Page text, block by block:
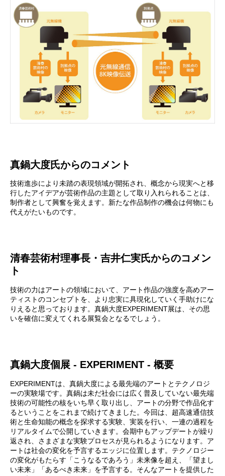
真鍋大度氏からのコメント
技術進歩により未踏の表現領域が開拓され、概念から現実へと移
行したアイデアが芸術作品の主題として取り入れられることは、
制作者として興奮を覚えます。新たな作品制作の機会は何物にも
代えがたいものです。
清春芸術村理事長・吉井仁実氏からのコメン
ト
技術の力はアートの領域において、アート作品の強度を高めアー
ティストのコンセプトを、より忠実に具現化していく手助けにな
りえると思っております。真鍋大度EXPERIMENT展は、その思
いを確信に変えてくれる展覧会となるでしょう。
真鍋大度個展 - EXPERIMENT - 概要
EXPERIMENTは、真鍋大度による最先端のアートとテクノロジ
ーの実験場です。真鍋は未だ社会には広く普及していない最先端
技術の可能性の核をいち早く取り出し、アートの分野で作品化す
るということをこれまで続けてきました。今回は、超高速通信技
術と生命知能の概念を探求する実験、実装を行い、一連の過程を
リアルタイムで公開していきます。会期中もアップデートが繰り
返され、さまざまな実験プロセスが見られるようになります。ア
ートは社会の変化を予言するエッジに位置します。テクノロジー
の変化がもたらす「こうなるであろう」未来像を超え、「望まし
い未来」「あるべき未来」を予言する。そんなアートを提供した